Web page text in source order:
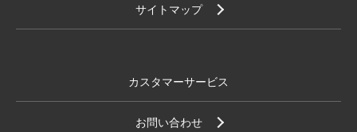
サイトマップ
カスタマーサービス
お問い合わせ